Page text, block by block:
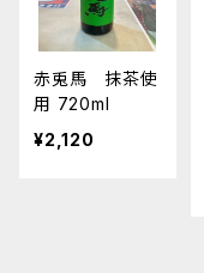
赤兎馬 抹茶使
用 720ml
¥2,120